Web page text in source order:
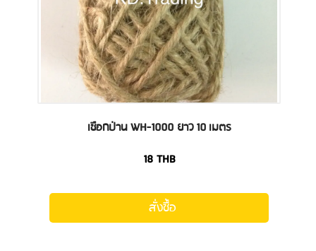
เชือกป่าน WH-1000 ยาว 10 เมตร
18THB
สั่งซื้อ